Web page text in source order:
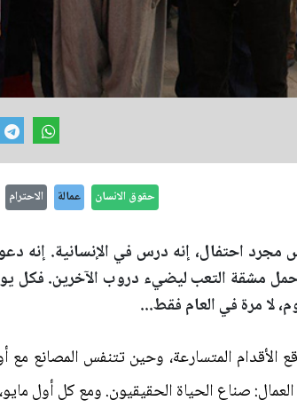
حقوق الانسان عمالة الاحترام
مجرد احتفال، إنه درس في الإنسانية. إنه
مشقة التعب ليضيء دروب الآخرين. فكل
لا مرة في العام فقط...
المتسارعة، وحين تتنفس المصانع
صناع الحياة الحقيقيون. ومع كل أول